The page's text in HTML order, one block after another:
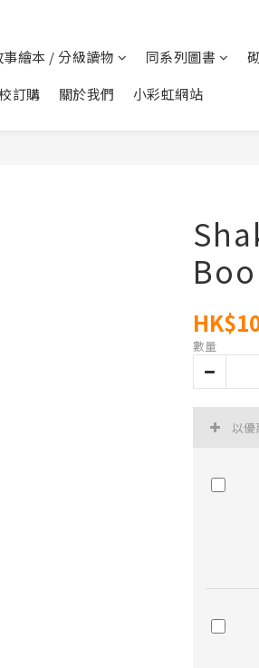
事繪本 / 分級讀物 同系列圖書
訂購 關於我們 小彩虹網站
數量
以優